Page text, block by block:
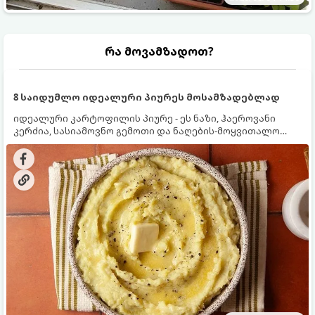
რა მოვამზადოთ?
8 საიდუმლო იდეალური პიურეს მოსამზადებლად
იდეალური კარტოფილის პიურე - ეს ნაზი, ჰაეროვანი
კერძია, სასიამოვნო გემოთი და ნაღების-მოყვითალო
ფერით. მისი მომზადება ძალიან მარტივია, მაგრამ
არსებობს რამდენიმე საიდუმლო, რომლებიც უნდა
იცოდეთ, რომ პიურე იდეალურად გემრიელი გამოვიდეს.